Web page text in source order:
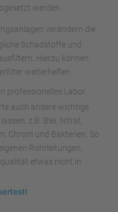
werden.
verändern die
Schadstoffe und
Hierzu können
weiterhelfen.
professionelles Labor
auch andere wichtige
z.B. Blei, Nitrat,
Chrom und Bakterien. So
Rohrleitungen,
etwas nicht in